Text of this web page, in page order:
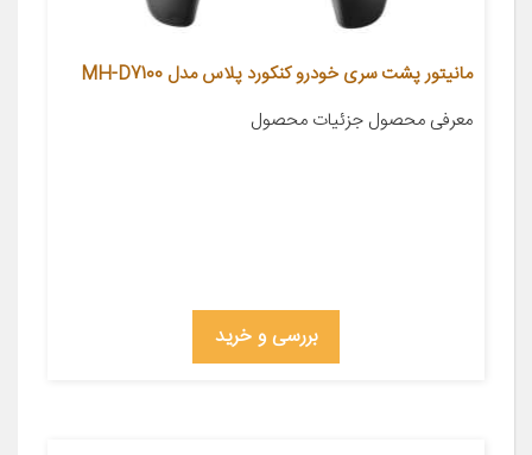
مانیتور پشت سری خودرو کنکورد پلاس مدل MH-D7100
معرفی محصول جزئیات محصول
بررسی و خرید